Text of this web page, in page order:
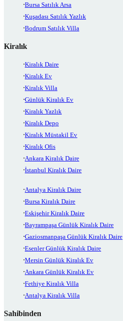
Bursa Satılık Arsa
Kuşadası Satılık Yazlık
Bodrum Satılık Villa
Kiralık
Kiralık Daire
Kiralık Ev
Kiralık Villa
Günlük Kiralık Ev
Kiralık Yazlık
Kiralık Depo
Kiralık Müstakil Ev
Kiralık Ofis
Ankara Kiralık Daire
İstanbul Kiralık Daire
Antalya Kiralık Daire
Bursa Kiralık Daire
Eskişehir Kiralık Daire
Bayrampaşa Günlük Kiralık Daire
Gaziosmanpaşa Günlük Kiralık Daire
Esenler Günlük Kiralık Daire
Mersin Günlük Kiralık Ev
Ankara Günlük Kiralık Ev
Fethiye Kiralık Villa
Antalya Kiralık Villa
Sahibinden